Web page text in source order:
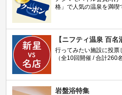
格」で人気の温泉を満喫
【ニフティ温泉 百名
行ってみたい施設に投票
（全10回開催 / 合計260
岩盤浴特集